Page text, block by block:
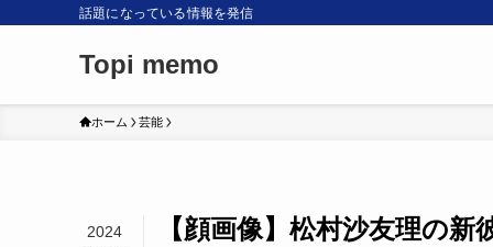
話題になっている情報を発信
Topi memo
ホーム 芸能
【顔画像】松村沙友理の
2024